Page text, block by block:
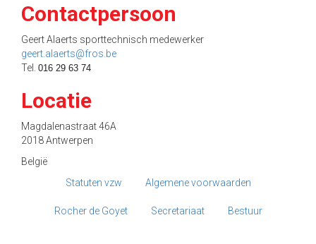
Contactpersoon
Geert Alaerts sporttechnisch medewerker
geert.alaerts@fros.be
Tel. 016 29 63 74
Locatie
Magdalenastraat 46A
2018 Antwerpen
België
Statuten vzw
Algemene voorwaarden
Rocher de Goyet Secretariaat Bestuur